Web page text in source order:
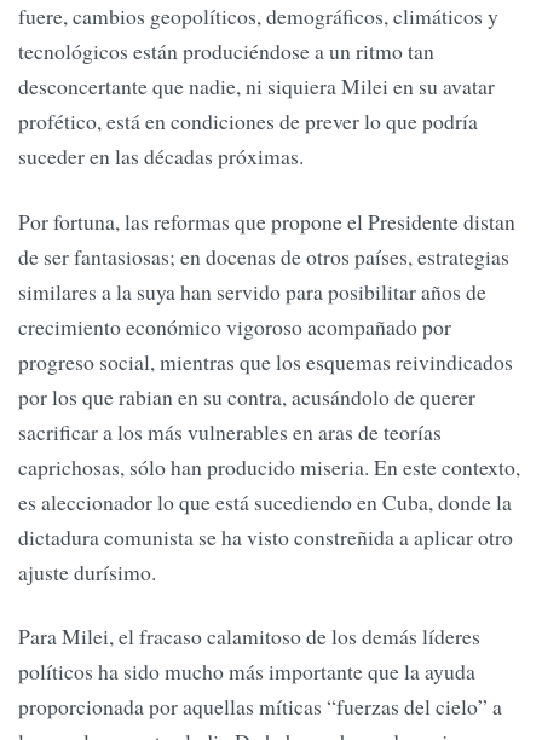
fuere, cambios geopolíticos, demográficos, climáticos y
tecnológicos están produciéndose a un ritmo tan
desconcertante que nadie, ni siquiera Milei en su avatar
profético, está en condiciones de prever lo que podría
suceder en las décadas próximas.
Por fortuna, las reformas que propone el Presidente distan
de ser fantasiosas; en docenas de otros países, estrategias
similares a la suya han servido para posibilitar años de
crecimiento económico vigoroso acompañado por
progreso social, mientras que los esquemas reivindicados
por los que rabian en su contra, acusándolo de querer
sacrificar a los más vulnerables en aras de teorías
caprichosas, sólo han producido miseria. En este contexto,
es aleccionador lo que está sucediendo en Cuba, donde la
dictadura comunista se ha visto constreñida a aplicar otro
ajuste durísimo.
Para Milei, el fracaso calamitoso de los demás líderes
políticos ha sido mucho más importante que la ayuda
proporcionada por aquellas míticas “fuerzas del cielo” a